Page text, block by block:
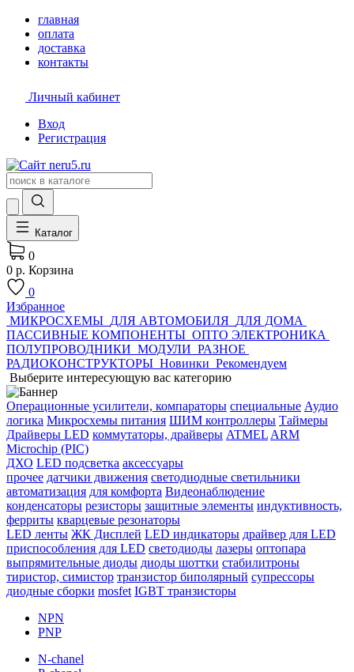
главная
оплата
доставка
контакты
Личный кабинет
Вход
Регистрация
Каталог
0
0 р. Корзина
0
Избранное
МИКРОСХЕМЫ ДЛЯ АВТОМОБИЛЯ ДЛЯ ДОМА
ПАССИВНЫЕ КОМПОНЕНТЫ ОПТО ЭЛЕКТРОНИКА
ПОЛУПРОВОДНИКИ МОДУЛИ РАЗНОЕ
РАДИОКОНСТРУКТОРЫ Новинки Рекомендуем
Выберите интересующую вас категорию
Операционные усилители, компараторы специальные Аудио
логика Микросхемы питания ШИМ контроллеры Таймеры
Драйверы LED коммутаторы, драйверы ATMEL ARM
Microchip (PIC)
ДХО LED подсветка аксессуары
прочее датчики движения светодиодные светильники
автоматизация для комфорта Видеонаблюдение
конденсаторы резисторы защитные элементы индуктивность,
ферриты кварцевые резонаторы
LED ленты ЖК Дисплей LED индикаторы драйвер для LED
приспособления для LED светодиоды лазеры оптопара
выпрямительные диоды диоды шоттки стабилитроны
тиристор, симистор транзистор биполярный супрессоры
диодные сборки mosfet IGBT транзисторы
NPN
PNP
N-chanel